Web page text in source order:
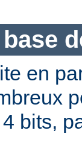
en
bits,